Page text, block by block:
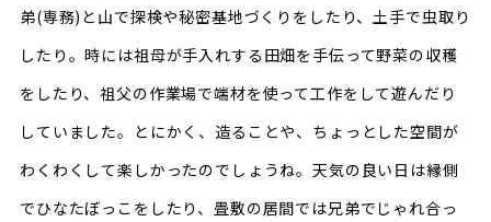
弟(専務)と山で探検や秘密基地づくりをしたり、土手で虫取り
したり。時には祖母が手入れする田畑を手伝って野菜の収穫
をしたり、祖父の作業場で端材を使って工作をして遊んだり
していました。とにかく、造ることや、ちょっとした空間が
わくわくして楽しかったのでしょうね。天気の良い日は縁側
でひなたぼっこをしたり、畳敷の居間では兄弟でじゃれ合っ